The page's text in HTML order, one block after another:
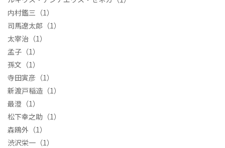
内村鑑三 （1）
司馬遼太郎 （1）
太宰治 （1）
孟子 （1）
孫文 （1）
寺田寅彦 （1）
新渡戸稲造 （1）
最澄 （1）
松下幸之助 （1）
森鴎外 （1）
渋沢栄一 （1）